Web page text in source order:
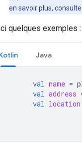
en savoir plus,
quelques exemples :
Java
val name =
val address
val location